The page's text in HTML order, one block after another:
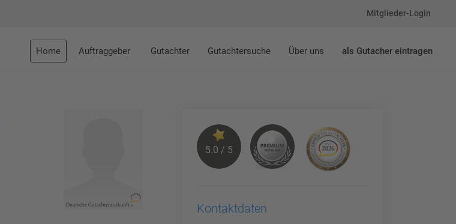
Mitglieder-Login
Home Auftraggeber Gutachter Gutachtersuche Über uns als Gutacher eintragen
5.0 / 5
Kontaktdaten